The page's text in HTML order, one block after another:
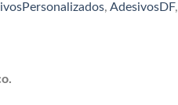
, AdesivosDF,